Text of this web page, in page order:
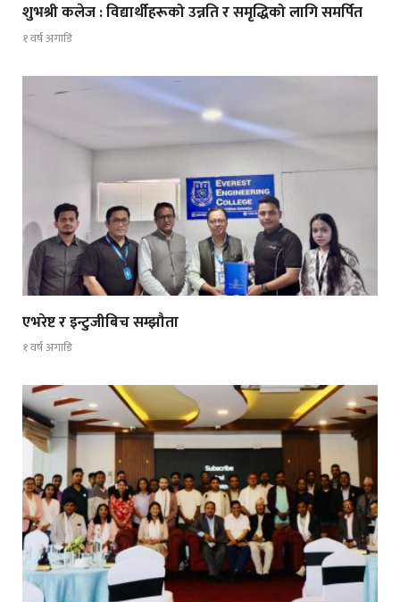
शुभश्री कलेज : विद्यार्थीहरूको उन्नति र समृद्धिको लागि समर्पित
१ वर्ष अगाडि
एभरेष्ट र इन्टुजीबिच सम्झौता
१ वर्ष अगाडि